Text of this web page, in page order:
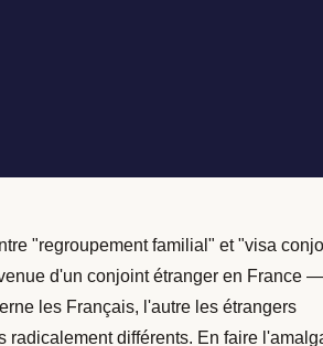
"regroupement familial" et "visa
d'un conjoint étranger en France —
les Français, l'autre les étrangers
radicalement différents. En faire